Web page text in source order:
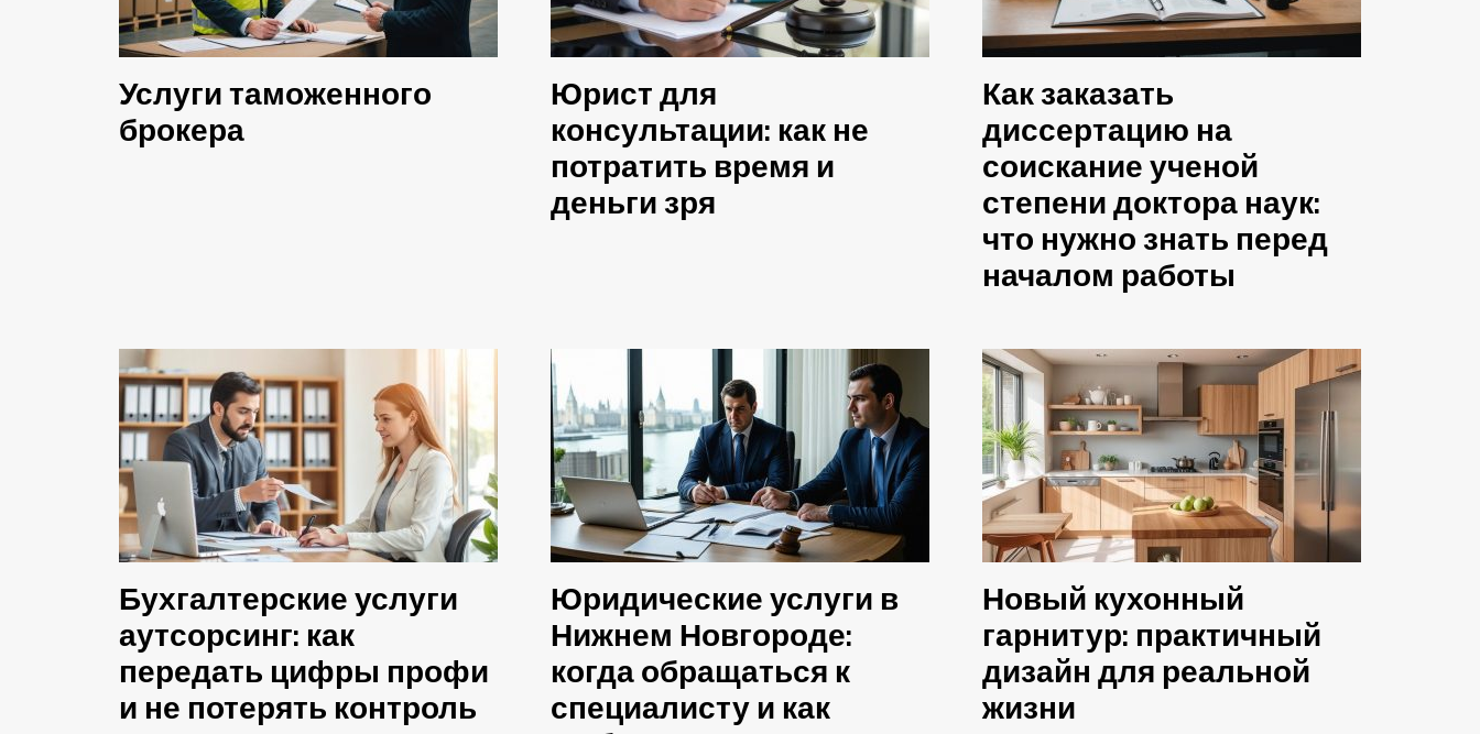
Услуги таможенного
брокера
Юрист для
консультации: как не
потратить время и
деньги зря
Как заказать
диссертацию на
соискание ученой
степени доктора наук:
что нужно знать перед
началом работы
Бухгалтерские услуги
аутсорсинг: как
передать цифры профи
и не потерять контроль
Юридические услуги в
Нижнем Новгороде:
когда обращаться к
специалисту и как
Новый кухонный
гарнитур: практичный
дизайн для реальной
жизни